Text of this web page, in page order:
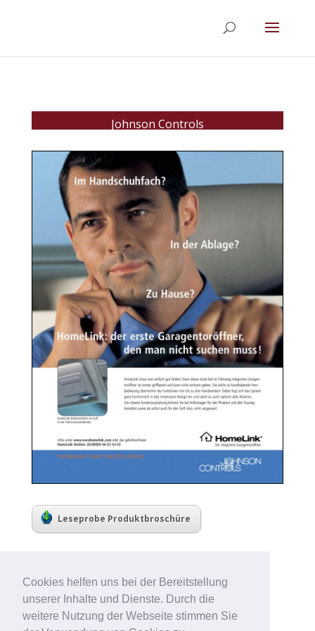
Cookies helfen uns bei der Bereitstellung
unserer Inhalte und Dienste. Durch die
weitere Nutzung der Webseite stimmen Sie
Johnson Controls
Leseprobe Produktbroschüre